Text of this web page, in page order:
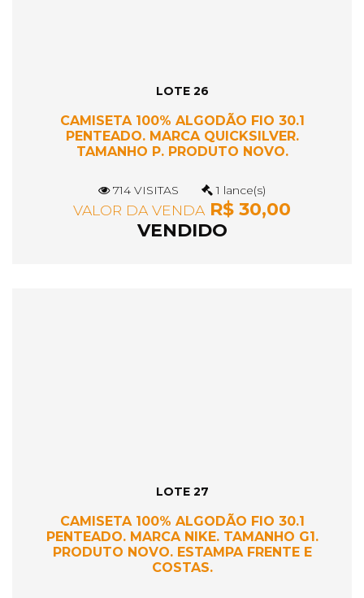
LOTE 26
CAMISETA 100% ALGODÃO FIO 30.1
PENTEADO. MARCA QUICKSILVER.
TAMANHO P. PRODUTO NOVO.
714 VISITAS 1 lance(s)
VALOR DA VENDAR$ 30,00
VENDIDO
LOTE 27
CAMISETA 100% ALGODÃO FIO 30.1
PENTEADO. MARCA NIKE. TAMANHO G1.
PRODUTO NOVO. ESTAMPA FRENTE E
COSTAS.